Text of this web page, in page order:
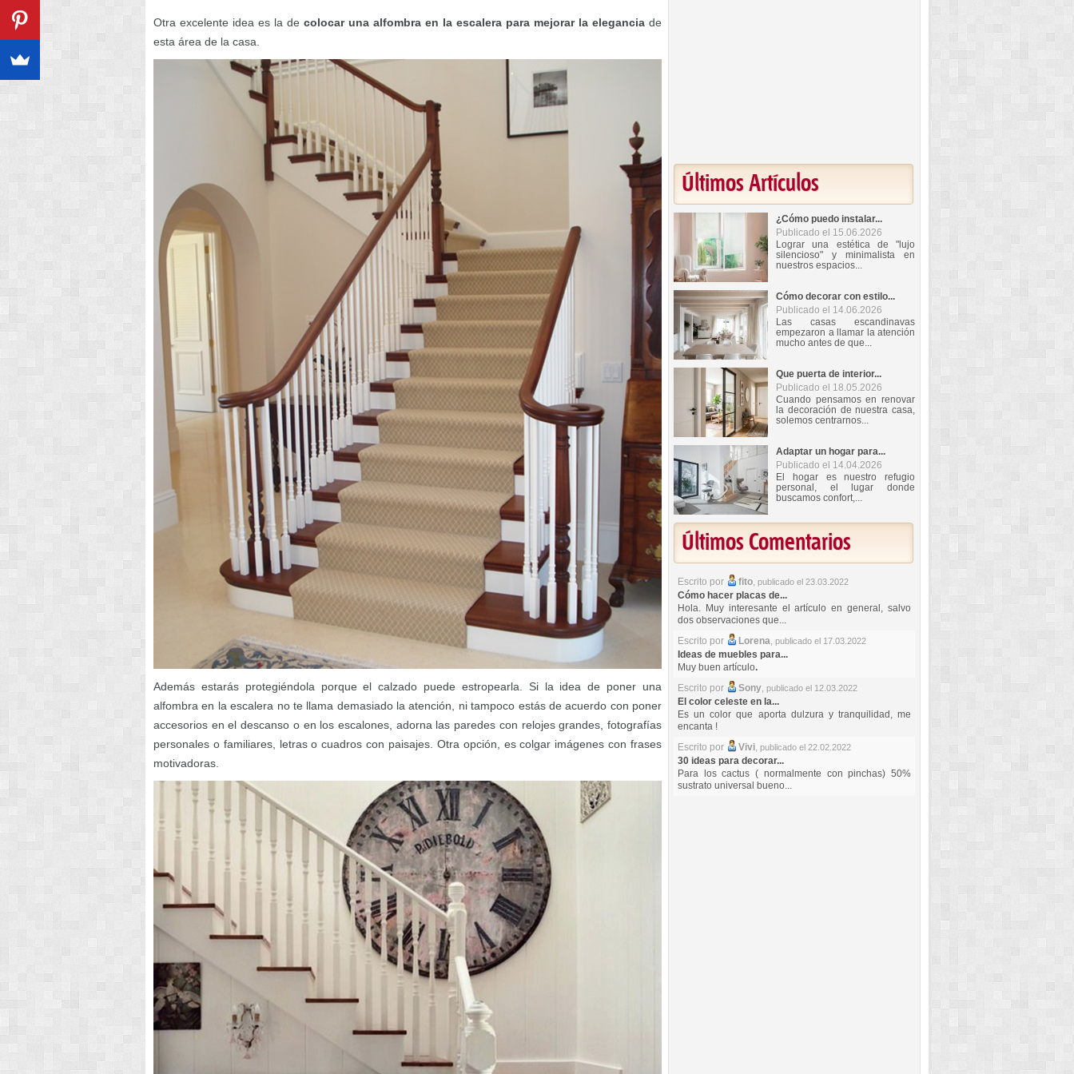
Otra excelente idea es la de colocar una alfombra en la escalera para mejorar la elegancia de
esta área de la casa.
Además estarás protegiéndola porque el calzado puede estropearla. Si la idea de poner una
alfombra en la escalera no te llama demasiado la atención, ni tampoco estás de acuerdo con poner
accesorios en el descanso o en los escalones, adorna las paredes con relojes grandes, fotografías
personales o familiares, letras o cuadros con paisajes. Otra opción, es colgar imágenes con frases
motivadoras.
Últimos Artículos
¿Cómo puedo instalar...
Publicado el 15.06.2026
Lograr una estética de "lujo
silencioso" y minimalista en
nuestros espacios...
Cómo decorar con estilo...
Publicado el 14.06.2026
Las casas escandinavas
empezaron a llamar la atención
mucho antes de que...
Que puerta de interior...
Publicado el 18.05.2026
Cuando pensamos en renovar
la decoración de nuestra casa,
solemos centrarnos...
Adaptar un hogar para...
Publicado el 14.04.2026
El hogar es nuestro refugio
personal, el lugar donde
buscamos confort,...
Últimos Comentarios
Escrito por fito, publicado el 23.03.2022
Cómo hacer placas de...
Hola. Muy interesante el artículo en general, salvo
dos observaciones que...
Escrito por
Lorena, publicado el 17.03.2022
Ideas de muebles para...
Muy buen artículo.
Escrito por
Sony, publicado el 12.03.2022
El color celeste en la...
Es un color que aporta dulzura y tranquilidad, me
encanta !
Escrito por
Vivi, publicado el 22.02.2022
30 ideas para decorar...
Para los cactus ( normalmente con pinchas) 50%
sustrato universal bueno...